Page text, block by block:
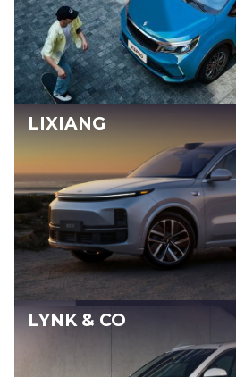
LIXIANG
LYNK & CO